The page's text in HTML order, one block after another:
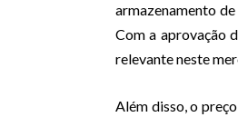
armazenamento
Com a aprovação
relevante neste
Além disso, o